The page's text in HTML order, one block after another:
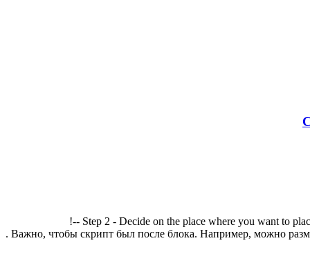
!-- Step 2 - Decide on the place where you want to
. Важно, чтобы скрипт был после блока. Например, можно